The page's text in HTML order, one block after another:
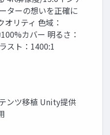
ターの想いを正確に
リティ 色域：
カバー 明るさ：
スト：1400:1
ンツ移植 Unity提供